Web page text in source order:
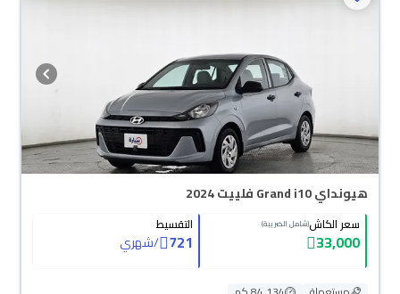
هيونداي Grand i10 فلييت 2024
سعر الكاش(شامل الضريبة)
33,000
التقسيط
721
/شهري